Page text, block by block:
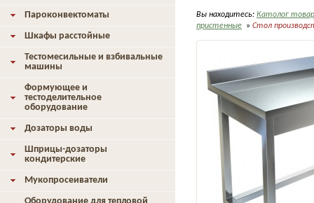
Вы находитесь: Католог
пристенные » Стол
Пароконвектоматы
Шкафы расстойные
Тестомесильные и взбивальные
машины
Формующее и
тестоделительное
оборудование
Дозаторы воды
Шприцы-дозаторы
кондитерские
Мукопросеиватели